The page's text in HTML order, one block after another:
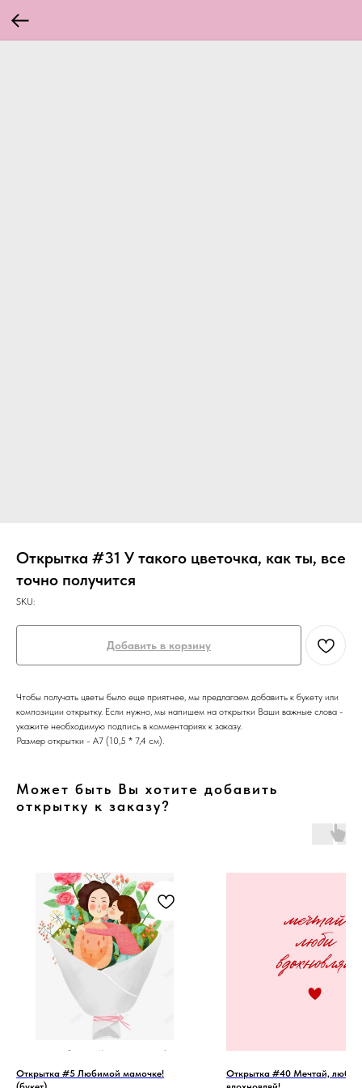
Открытка #31 У такого цветочка, как ты, все
точно получится
SKU:
Добавить в корзину
Чтобы получать цветы было еще приятнее, мы предлагаем добавить к букету или
композиции открытку. Если нужно, мы напишем на открытки Ваши важные слова -
укажите необходимую подпись в комментариях к заказу.
Размер открытки - А7 (10,5 * 7,4 см).
Может быть Вы хотите добавить
открытку к заказу?
Открытка #5 Любимой мамочке!
Открытка #40 Мечтай, люби,